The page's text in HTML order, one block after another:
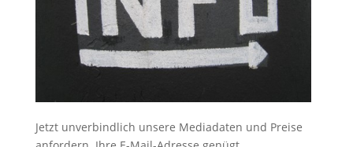
Jetzt unverbindlich unsere Mediadaten und Preise